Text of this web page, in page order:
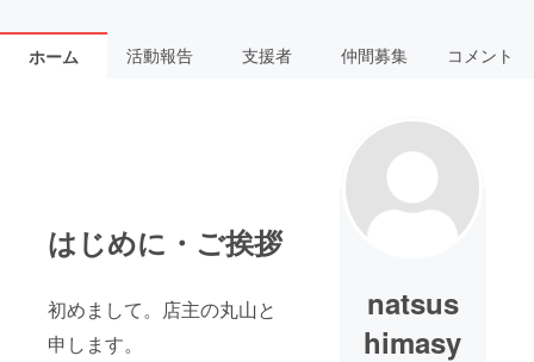
ホーム 活動報告 支援者 仲間募集 コメント
はじめに・ご挨拶
初めまして。店主の丸山と
申します。
natsus
himasy